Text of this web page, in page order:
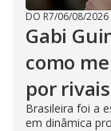
DO R7/06/08/2026
Gabi
como
por
Brasileira foi a
em dinâmica